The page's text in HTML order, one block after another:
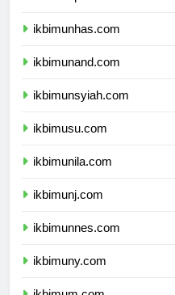
ikbimunhas.com
ikbimunand.com
ikbimunsyiah.com
ikbimusu.com
ikbimunila.com
ikbimunj.com
ikbimunnes.com
ikbimuny.com